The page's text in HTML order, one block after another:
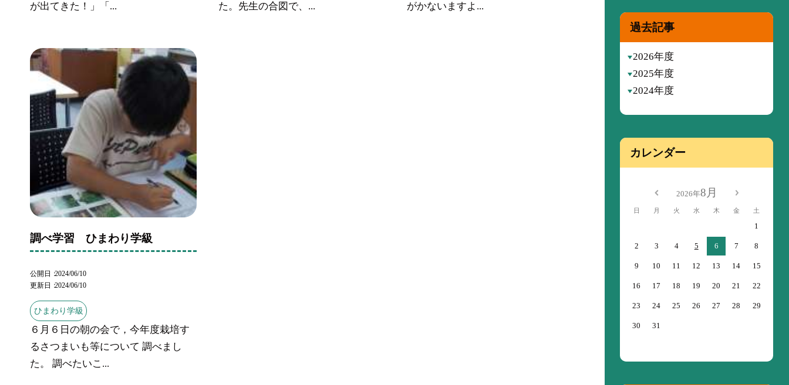
が出てきた！」「...
た。先生の合図で、...
がかないますよ...
調べ学習 ひまわり学級
公開日 2024/06/10
更新日 2024/06/10
ひまわり学級
６月６日の朝の会で，今年度栽培す
るさつまいも等について 調べまし
た。 調べたいこ...
過去記事
2026年度
2025年度
2024年度
カレンダー
2026年8月
日 月 火 水 木 金 土
1
2 3 4 5 6 7 8
9 10 11 12 13 14 15
16 17 18 19 20 21 22
23 24 25 26 27 28 29
30 31